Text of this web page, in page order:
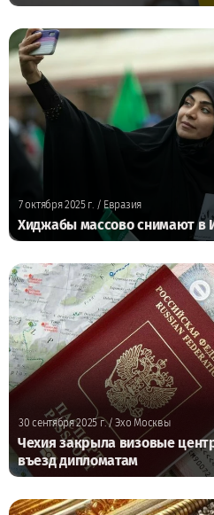
7 октября 2025 г./ Евразия
Хиджабы массово снимают в
30 сентября 2025 г./ Эхо Москвы
Чехия закрыла визовые
въезд дипломатам